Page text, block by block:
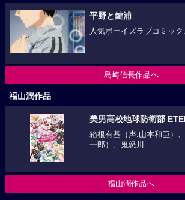
平野と鍵浦
人気ボーイズラブコミック
島崎信長作品へ
福山潤作品
美男高校地球防衛部
箱根有基（声:山本和臣）
一郎）、鬼怒川...
福山潤作品へ